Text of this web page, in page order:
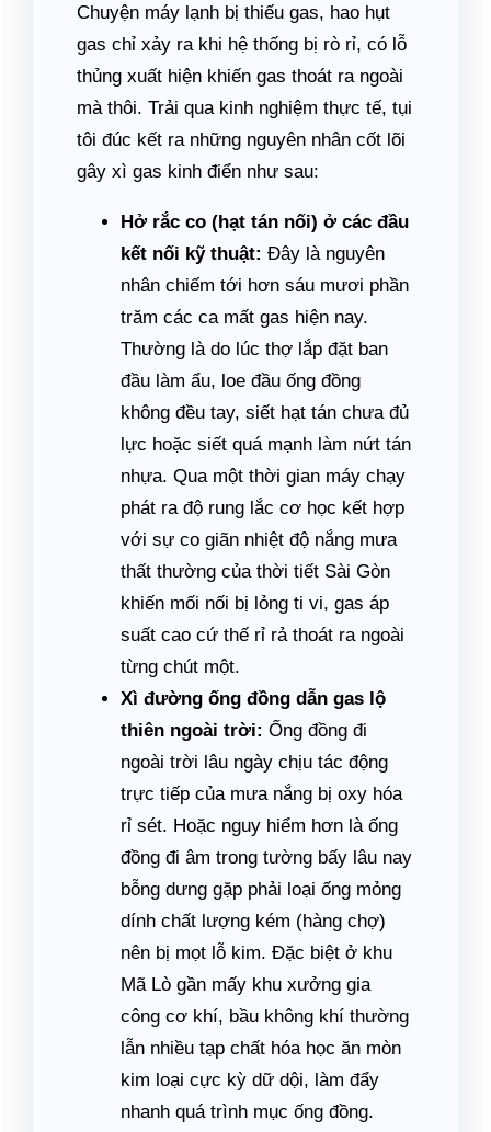
Chuyện máy lạnh bị thiếu gas, hao hụt
gas chỉ xảy ra khi hệ thống bị rò rỉ, có lỗ
thủng xuất hiện khiến gas thoát ra ngoài
mà thôi. Trải qua kinh nghiệm thực tế, tụi
tôi đúc kết ra những nguyên nhân cốt lõi
gây xì gas kinh điển như sau:
Hở rắc co (hạt tán nối) ở các đầu
kết nối kỹ thuật: Đây là nguyên
nhân chiếm tới hơn sáu mươi phần
trăm các ca mất gas hiện nay.
Thường là do lúc thợ lắp đặt ban
đầu làm ẩu, loe đầu ống đồng
không đều tay, siết hạt tán chưa đủ
lực hoặc siết quá mạnh làm nứt tán
nhựa. Qua một thời gian máy chạy
phát ra độ rung lắc cơ học kết hợp
với sự co giãn nhiệt độ nắng mưa
thất thường của thời tiết Sài Gòn
khiến mối nối bị lỏng ti vi, gas áp
suất cao cứ thế rỉ rả thoát ra ngoài
từng chút một.
Xì đường ống đồng dẫn gas lộ
thiên ngoài trời: Ống đồng đi
ngoài trời lâu ngày chịu tác động
trực tiếp của mưa nắng bị oxy hóa
rỉ sét. Hoặc nguy hiểm hơn là ống
đồng đi âm trong tường bấy lâu nay
bỗng dưng gặp phải loại ống mỏng
dính chất lượng kém (hàng chợ)
nên bị mọt lỗ kim. Đặc biệt ở khu
Mã Lò gần mấy khu xưởng gia
công cơ khí, bầu không khí thường
lẫn nhiều tạp chất hóa học ăn mòn
kim loại cực kỳ dữ dội, làm đẩy
nhanh quá trình mục ống đồng.